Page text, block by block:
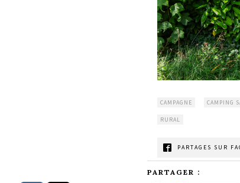
CAMPAGNE CAMPING
RURAL
PARTAGES SUR
PARTAGER :